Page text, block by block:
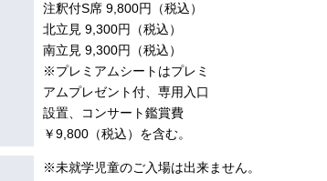
注釈付S席 9,800円（税込）
北立見 9,300円（税込）
南立見 9,300円（税込）
※プレミアムシートはプレミ
アムプレゼント付、専用入口
設置、コンサート鑑賞費
￥9,800（税込）を含む。
※未就学児童のご入場は出来ません。